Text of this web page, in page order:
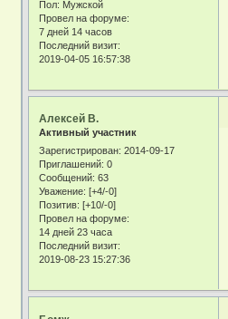
Пол: Мужской
Провел на форуме:
7 дней 14 часов
Последний визит:
2019-04-05 16:57:38
Алексей В.
Активный участник
Зарегистрирован: 2014-09-17
Приглашений: 0
Сообщений: 63
Уважение: [+4/-0]
Позитив: [+10/-0]
Провел на форуме:
14 дней 23 часа
Последний визит:
2019-08-23 15:27:36